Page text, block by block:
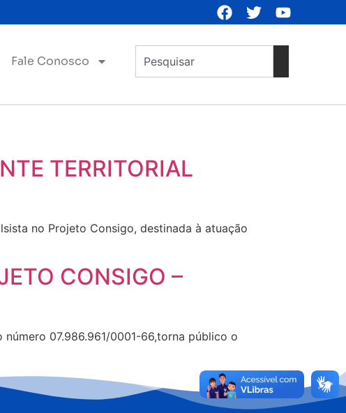
Fale Conosco
TERRITORIAL
no Projeto Consigo, destinada à atuação
CONSIGO –
número 07.986.961/0001-66,torna público o